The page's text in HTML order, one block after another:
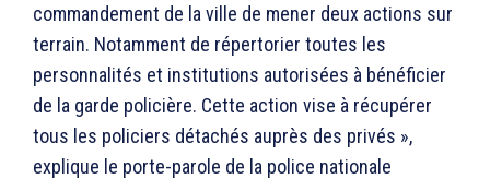
commandement de la ville de mener deux actions sur
terrain. Notamment de répertorier toutes les
personnalités et institutions autorisées à bénéficier
de la garde policière. Cette action vise à récupérer
tous les policiers détachés auprès des privés »,
explique le porte-parole de la police nationale